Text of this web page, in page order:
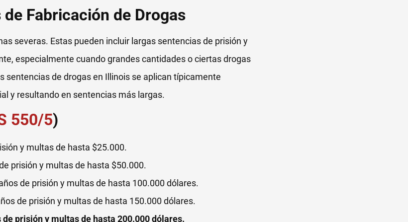
Fabricación de Drogas
severas. Estas pueden incluir largas sentencias de prisión y
especialmente cuando grandes cantidades o ciertas drogas
de drogas en Illinois se aplican típicamente
y resultando en sentencias más largas.
550/5)
y multas de hasta $25.000.
prisión y multas de hasta $50.000.
de prisión y multas de hasta 100.000 dólares.
de prisión y multas de hasta 150.000 dólares.
prisión y multas de hasta 200.000 dólares.